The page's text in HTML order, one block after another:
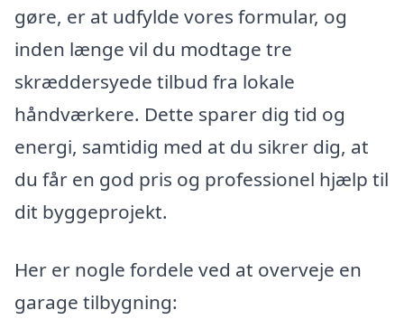
gøre, er at udfylde vores formular, og
inden længe vil du modtage tre
skræddersyede tilbud fra lokale
håndværkere. Dette sparer dig tid og
energi, samtidig med at du sikrer dig, at
du får en god pris og professionel hjælp til
dit byggeprojekt.
Her er nogle fordele ved at overveje en
garage tilbygning: